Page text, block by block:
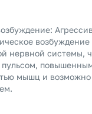
нервной системы,
мышц и